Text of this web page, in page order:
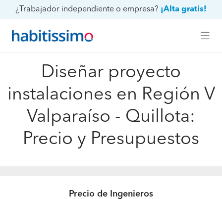
¿Trabajador independiente o empresa? ¡Alta gratis!
Diseñar proyecto
instalaciones en Región V
Valparaíso - Quillota:
Precio y Presupuestos
Precio de Ingenieros